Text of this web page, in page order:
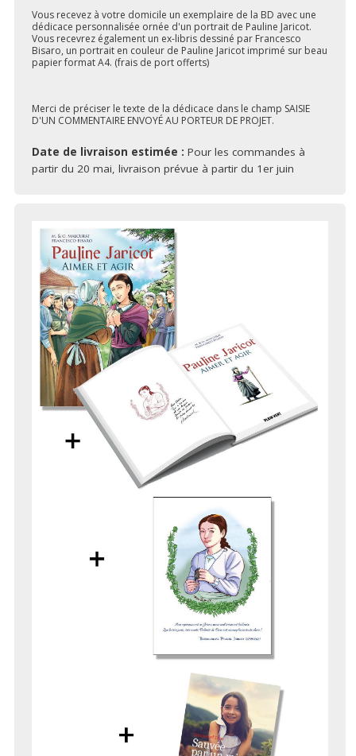
Vous recevez à votre domicile un exemplaire de la BD avec une
dédicace personnalisée ornée d'un portrait de Pauline Jaricot.
Vous recevrez également un ex-libris dessiné par Francesco
Bisaro, un portrait en couleur de Pauline Jaricot imprimé sur beau
papier format A4. (frais de port offerts)
Merci de préciser le texte de la dédicace dans le champ SAISIE
D'UN COMMENTAIRE ENVOYÉ AU PORTEUR DE PROJET.
Date de livraison estimée : Pour les commandes à
partir du 20 mai, livraison prévue à partir du 1er juin